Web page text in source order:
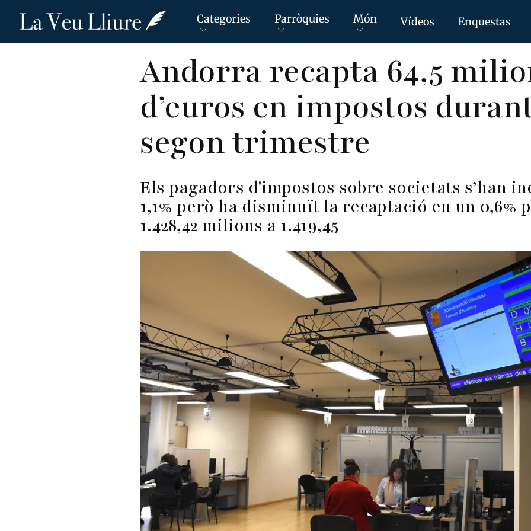
Vés
Categories Parròquies Món Vídeos Enquestas
Andorra recapta 64,5
d’euros en impostos
segon trimestre
Els pagadors d'impostos sobre societats s’han
1,1% però ha disminuït la recaptació en un 0,6%
1.428,42 milions a 1.419,45